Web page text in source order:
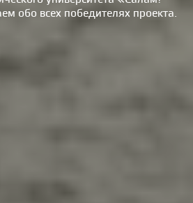
обо всех победителях проекта.